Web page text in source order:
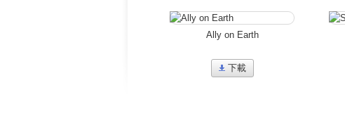
Ally on Earth
下載